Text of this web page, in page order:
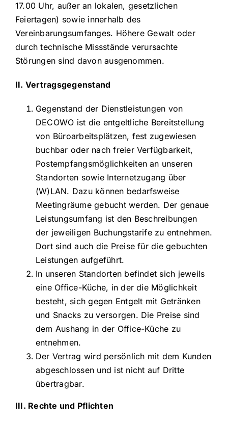
17.00 Uhr, außer an lokalen, gesetzlichen
Feiertagen) sowie innerhalb des
Vereinbarungsumfanges. Höhere Gewalt oder
durch technische Missstände verursachte
Störungen sind davon ausgenommen.
II. Vertragsgegenstand
Gegenstand der Dienstleistungen von
DECOWO ist die entgeltliche Bereitstellung
von Büroarbeitsplätzen, fest zugewiesen
buchbar oder nach freier Verfügbarkeit,
Postempfangsmöglichkeiten an unseren
Standorten sowie Internetzugang über
(W)LAN. Dazu können bedarfsweise
Meetingräume gebucht werden. Der genaue
Leistungsumfang ist den Beschreibungen
der jeweiligen Buchungstarife zu entnehmen.
Dort sind auch die Preise für die gebuchten
Leistungen aufgeführt.
In unseren Standorten befindet sich jeweils
eine Office-Küche, in der die Möglichkeit
besteht, sich gegen Entgelt mit Getränken
und Snacks zu versorgen. Die Preise sind
dem Aushang in der Office-Küche zu
entnehmen.
Der Vertrag wird persönlich mit dem Kunden
abgeschlossen und ist nicht auf Dritte
übertragbar.
III. Rechte und Pflichten